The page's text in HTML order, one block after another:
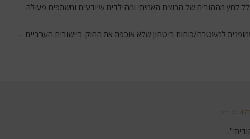
לחץ מההורים של הרוצח האמיתי ומהילדים שיודעים ומשתפים פעולה
למשטרה/כוחות ביטחון שלא אוכפת את החוק ביישובים הערביים –